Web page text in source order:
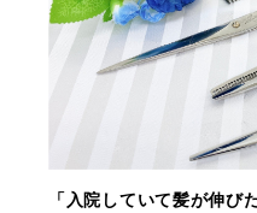
「入院していて髪が伸び